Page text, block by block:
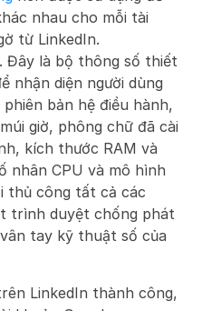
nhau cho mỗi tài
từ LinkedIn.
. Đây là bộ thông số thiết
nhận diện người dùng
bản hệ điều hành,
giờ, phông chữ đã cài
kích thước RAM và
nhân CPU và mô hình
thủ công tất cả các
trình duyệt chống phát
tay kỹ thuật số của
LinkedIn thành công,